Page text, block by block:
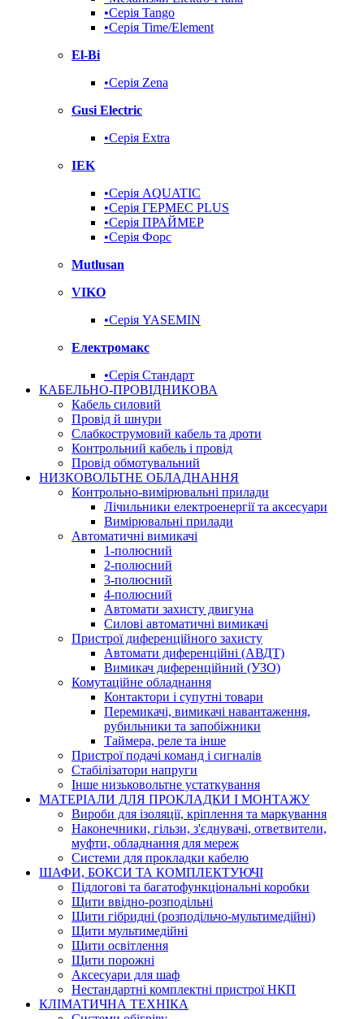
•Серія Tango
•Серія Time/Element
El-Bi
•Серія Zena
Gusi Electric
•Серія Extra
IEK
•Серія AQUATIC
•Серія ГЕРМЕС PLUS
•Серія ПРАЙМЕР
•Серія Форс
Mutlusan
VIKO
•Серія YASEMIN
Електромакс
•Серія Стандарт
КАБЕЛЬНО-ПРОВІДНИКОВА
Кабель силовий
Провід й шнури
Слабкострумовий кабель та дроти
Контрольний кабель і провід
Провід обмотувальний
НИЗКОВОЛЬТНЕ ОБЛАДНАННЯ
Контрольно-вимірювальні прилади
Лічильники електроенергії та аксесуари
Вимірювальні прилади
Автоматичні вимикачі
1-полюсний
2-полюсний
3-полюсний
4-полюсний
Автомати захисту двигуна
Силові автоматичні вимикачі
Пристрої диференційного захисту
Автомати диференційні (АВДТ)
Вимикач диференційний (УЗО)
Комутаційне обладнання
Контактори і супутні товари
Перемикачі, вимикачі навантаження,
рубильники та запобіжники
Таймера, реле та інше
Пристрої подачі команд і сигналів
Cтабілізатори напруги
Інше низьковольтне устаткування
МАТЕРІАЛИ ДЛЯ ПРОКЛАДКИ І МОНТАЖУ
Вироби для ізоляції, кріплення та маркування
Наконечники, гільзи, з'єднувачі, ответвители,
муфти, обладнання для мереж
Системи для прокладки кабелю
ШАФИ, БОКСИ ТА КОМПЛЕКТУЮЧІ
Підлогові та багатофункціональні коробки
Щити ввідно-розподільні
Щити гібридні (розподільчо-мультимедійні)
Щити мультимедійні
Щити освітлення
Щити порожні
Аксесуари для шаф
Нестандартні комплектні пристрої НКП
КЛІМАТИЧНА ТЕХНІКА